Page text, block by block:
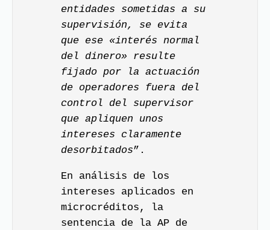
entidades sometidas a su
supervisión, se evita
que ese «interés normal
del dinero» resulte
fijado por la actuación
de operadores fuera del
control del supervisor
que apliquen unos
intereses claramente
desorbitados”.
En análisis de los
intereses aplicados en
microcréditos, la
sentencia de la AP de